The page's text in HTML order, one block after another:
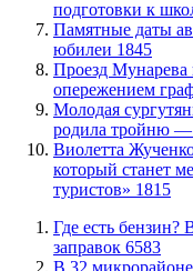
подготовки к
​Памятные даты
юбилеи 1845
​Проезд Мунарева
опережением
Молодая
родила тройню —
Виолетта
который станет
туристов» 1815
​Где есть бензин?
заправок 6583
В 32